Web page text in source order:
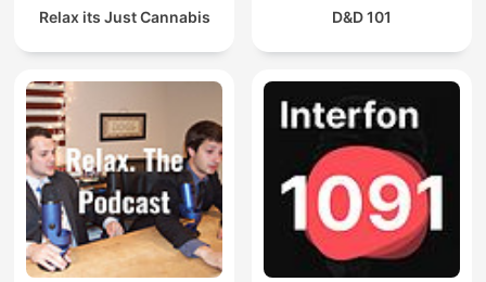
Relax its Just Cannabis D&D 101